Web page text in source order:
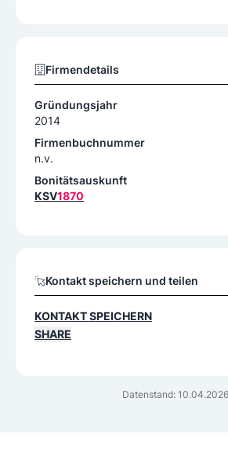
Datenstand: 10.04.2026
Firmendetails
Gründungsjahr
2014
Firmenbuchnummer
n.v.
Bonitätsauskunft
KSV1870
Kontakt speichern und teilen
KONTAKT SPEICHERN
SHARE